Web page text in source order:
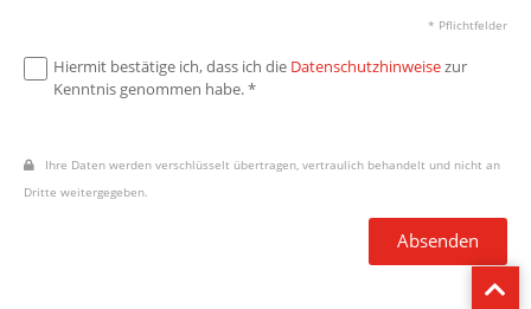
* Pflichtfelder
Hiermit bestätige ich, dass ich die Datenschutzhinweisezur
Kenntnis genommen habe. *
Ihre Daten werden verschlüsselt übertragen, vertraulich behandelt und nicht an
Dritte weitergegeben.
Absenden